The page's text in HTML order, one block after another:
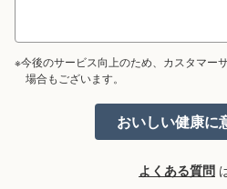
※今後のサービス向上のため、カスタマー
場合もございます。
よくある質問